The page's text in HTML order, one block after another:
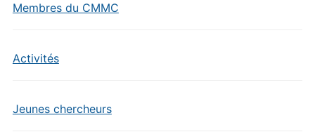
Membres du CMMC
Activités
Jeunes chercheurs